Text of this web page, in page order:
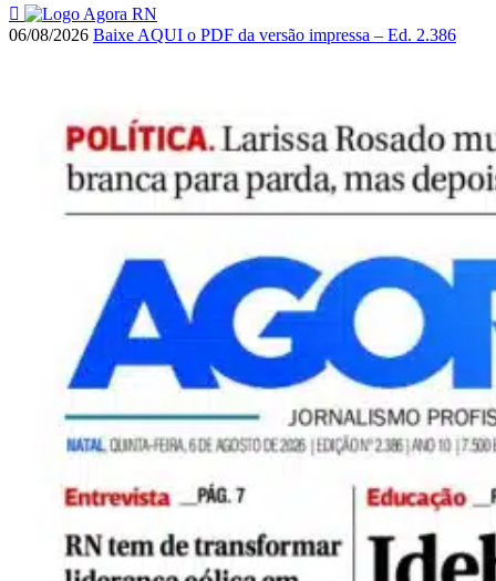
06/08/2026 Baixe AQUI o PDF da versão impressa – Ed. 2.386